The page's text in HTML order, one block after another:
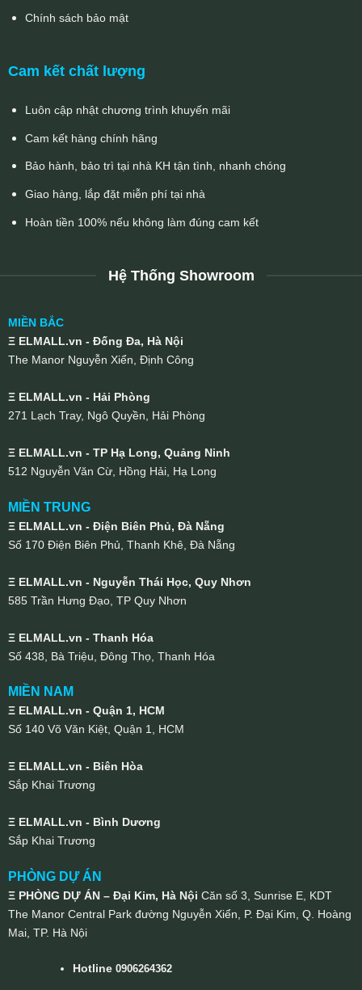
Chính sách bảo mật
Cam kết chất lượng
Luôn cập nhật chương trình khuyến mãi
Cam kết hàng chính hãng
Bảo hành, bảo trì tại nhà KH tận tình, nhanh chóng
Giao hàng, lắp đặt miễn phí tại nhà
Hoàn tiền 100% nếu không làm đúng cam kết
Hệ Thống Showroom
MIỀN BẮC
Ξ ELMALL.vn - Đống Đa, Hà Nội
The Manor Nguyễn Xiển, Định Công
Ξ ELMALL.vn - Hải Phòng
271 Lạch Tray, Ngô Quyền, Hải Phòng
Ξ ELMALL.vn - TP Hạ Long, Quảng Ninh
512 Nguyễn Văn Cừ, Hồng Hải, Hạ Long
MIỀN TRUNG
Ξ ELMALL.vn - Điện Biên Phủ, Đà Nẵng
Số 170 Điện Biên Phủ, Thanh Khê, Đà Nẵng
Ξ ELMALL.vn - Nguyễn Thái Học, Quy Nhơn
585 Trần Hưng Đạo, TP Quy Nhơn
Ξ ELMALL.vn - Thanh Hóa
Số 438, Bà Triệu, Đông Thọ, Thanh Hóa
MIỀN NAM
Ξ ELMALL.vn - Quận 1, HCM
Số 140 Võ Văn Kiệt, Quận 1, HCM
Ξ ELMALL.vn - Biên Hòa
Sắp Khai Trương
Ξ ELMALL.vn - Bình Dương
Sắp Khai Trương
PHÒNG DỰ ÁN
Ξ PHÒNG DỰ ÁN – Đại Kim, Hà Nội Căn số 3, Sunrise E, KDT
The Manor Central Park đường Nguyễn Xiển, P. Đại Kim, Q. Hoàng
Mai, TP. Hà Nội
Hotline0906264362